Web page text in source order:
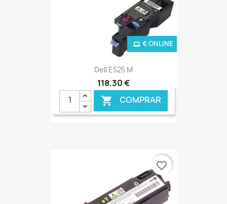
Dell E525 M
118,30 €
 COMPRAR
€ ONLINE
favorite_border